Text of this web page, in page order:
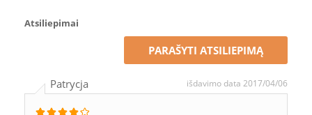
Atsiliepimai
PARAŠYTI ATSILIEPIMĄ
Patrycja išdavimo data 2017/04/06